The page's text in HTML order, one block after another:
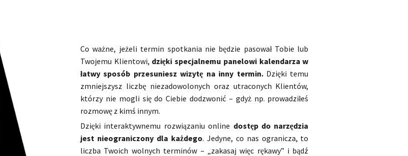
Co ważne, jeżeli termin spotkania nie będzie pasował Tobie lub
Twojemu Klientowi, dzięki specjalnemu panelowi kalendarza w
łatwy sposób przesuniesz wizytę na inny termin.Dzięki temu
zmniejszysz liczbę niezadowolonych oraz utraconych Klientów,
którzy nie mogli się do Ciebie dodzwonić – gdyż np. prowadziłeś
rozmowę z kimś innym.
Dzięki interaktywnemu rozwiązaniu online dostęp do narzędzia
jest nieograniczony dla każdego. Jedyne, co nas ogranicza, to
liczba Twoich wolnych terminów – „zakasaj więc rękawy” i bądź